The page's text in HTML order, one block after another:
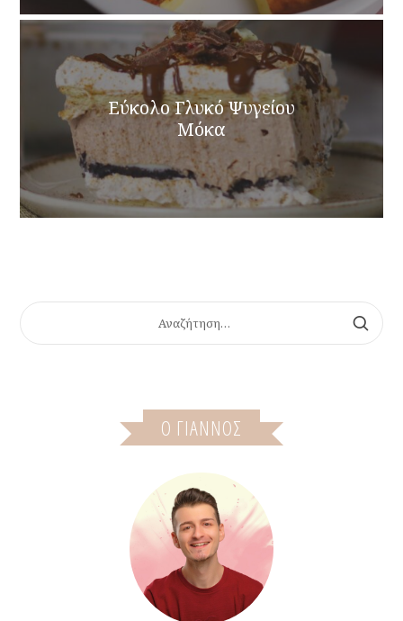
Εύκολο Γλυκό Ψυγείου
Μόκα
ΑΝΑΖΉΤΗΣΗ
Ο ΓΙΆΝΝΟΣ